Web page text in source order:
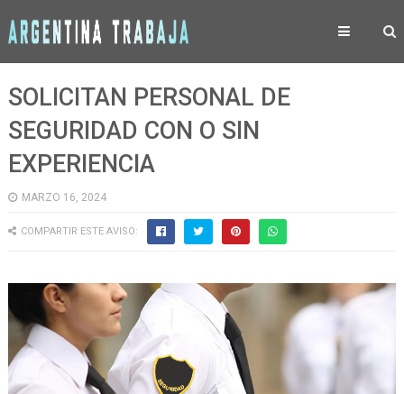
SOLICITAN PERSONAL DE
SEGURIDAD CON O SIN
EXPERIENCIA
MARZO 16, 2024
COMPARTIR ESTE AVISO: